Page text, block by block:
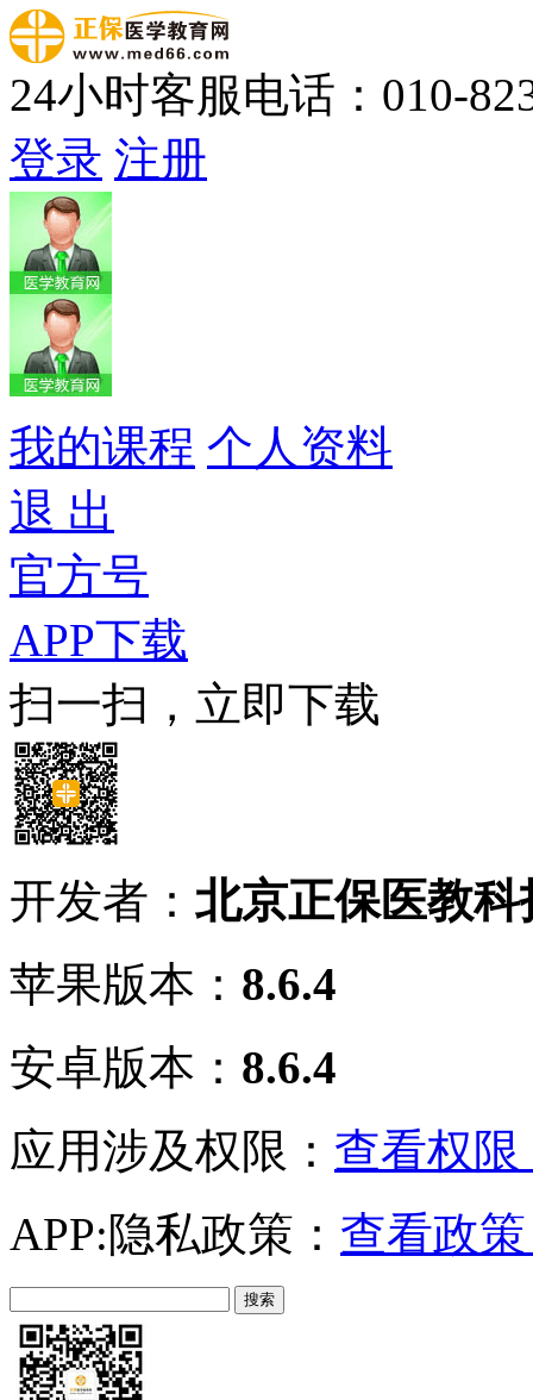
24小时客服电话：010-
登录 注册
我的课程 个人资料
退 出
官方号
APP下载
扫一扫，立即下载
开发者： 北京正保医教
苹果版本： 8.6.4
安卓版本： 8.6.4
应用涉及权限： 查看权限
APP:隐私政策： 查看政